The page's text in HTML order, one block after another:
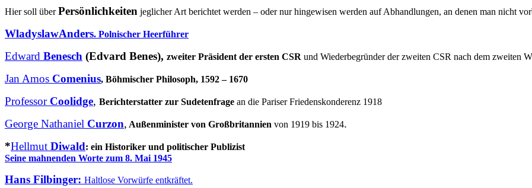
Hier soll überPersönlichkeiten jeglicher Art berichtet werden – oder nur hingewisen werden auf Abhandlungen, an denen man nicht
WladyslawAnders. Polnischer Heerführer
Edward Benesch (Edvard Benes), zweiter Präsident der ersten CSR und Wiederbegründer der zweiten CSR nach dem zweiten
Jan Amos Comenius, Böhmischer Philosoph, 1592 – 1670
Professor Coolidge, Berichterstatter zur Sudetenfrage an die Pariser Friedenskonderenz 1918
George Nathaniel Curzon, Außenminister von Großbritannien von 1919 bis 1924.
*Hellmut Diwald: ein Historiker und politischer Publizist
Seine mahnenden Worte zum 8. Mai 1945
Hans Filbinger: Haltlose Vorwürfe entkräftet.